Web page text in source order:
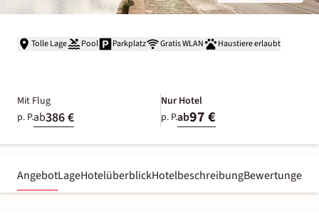
Tolle Lage Pool Parkplatz Gratis WLAN Haustiere erlaubt
Mit Flug
p. P.ab386 €
Nur Hotel
p. P.ab97 €
AngebotLageHotelüberblickHotelbeschreibungBewertungen